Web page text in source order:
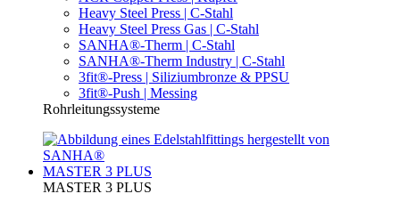
Heavy Steel Press | C-Stahl
Heavy Steel Press Gas | C-Stahl
SANHA®-Therm | C-Stahl
SANHA®-Therm Industry | C-Stahl
3fit®-Press | Siliziumbronze & PPSU
3fit®-Push | Messing
Rohrleitungssysteme
MASTER 3 PLUS
MASTER 3 PLUS